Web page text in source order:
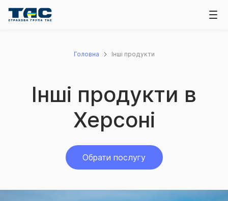
Головна Інші продукти
Інші продукти в
Херсоні
Обрати послугу